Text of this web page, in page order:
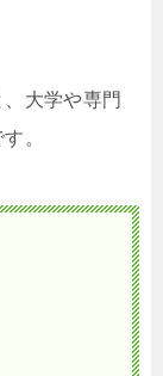
大学や専門
。